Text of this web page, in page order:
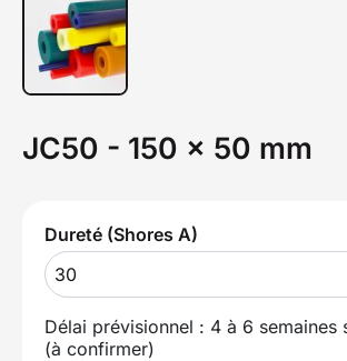
JC50 - 150 x 50 mm
Dureté (Shores A)
30
Délai prévisionnel : 4 à 6 semaines
(à confirmer)